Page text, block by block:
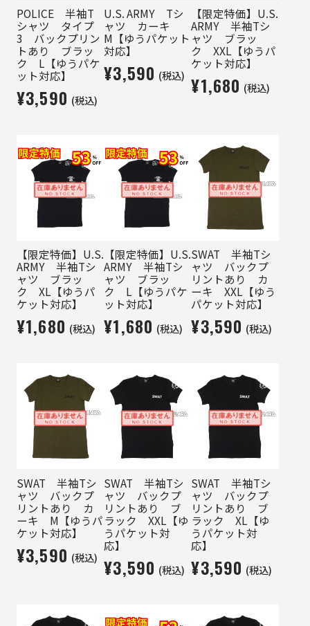
POLICE 半袖T
シャツ タイプ
3 バックプリン
トあり ブラッ
ク L【ゆうパケ
ット対応】
¥3,590 (税込)
U.S. ARMY Tシ
ャツ カーキ
M【ゆうパケット
対応】
¥3,590 (税込)
【限定特価】U.S.
ARMY 半袖Tシ
ャツ ブラッ
ク XXL【ゆうパ
ケット対応】
¥1,680 (税込)
【限定特価】U.S.
ARMY 半袖Tシ
ャツ ブラッ
ク XL【ゆうパ
ケット対応】
¥1,680 (税込)
【限定特価】U.S.
ARMY 半袖Tシ
ャツ ブラッ
ク L【ゆうパケ
ット対応】
¥1,680 (税込)
SWAT 半袖Tシ
ャツ バックプ
リントあり カ
ーキ XXL【ゆう
パケット対応】
¥3,590 (税込)
SWAT 半袖Tシ
ャツ バックプ
リントあり カ
ーキ M【ゆうパ
ケット対応】
¥3,590 (税込)
SWAT 半袖Tシ
ャツ バックプ
リントあり ブ
ラック XXL【ゆ
うパケット対
応】
¥3,590 (税込)
SWAT 半袖Tシ
ャツ バックプ
リントあり ブ
ラック XL【ゆ
うパケット対
応】
¥3,590 (税込)